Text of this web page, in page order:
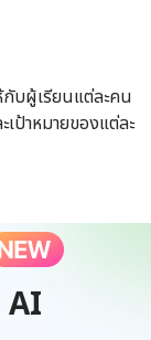
กับผู้เรียนแต่ละคน
เป้าหมายของแต่ละ
AI